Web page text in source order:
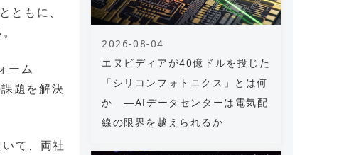
ともに、
ーム
題を解決
て、両社
エヌビディアが40億ドルを投じた
「シリコンフォトニクス」とは何
か ―AIデータセンターは電気配
線の限界を越えられるか
2026-08-04